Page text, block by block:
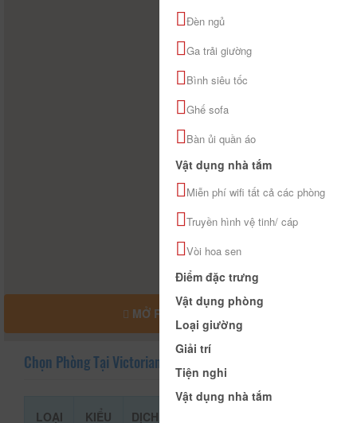
MỞ RỘNG BẢN ĐỒ
Chọn Phòng Tại Victorian Hotel
LOẠI
KIỂU
DỊCH
Đèn ngủ
Ga trải giường
Bình siêu tốc
Ghế sofa
Bàn ủi quần áo
Vật dụng nhà tắm
Miễn phí wifi tất cả các phòng
Truyền hình vệ tinh/ cáp
Vòi hoa sen
Điểm đặc trưng
Vật dụng phòng
Loại giường
Giải trí
Tiện nghi
Vật dụng nhà tắm